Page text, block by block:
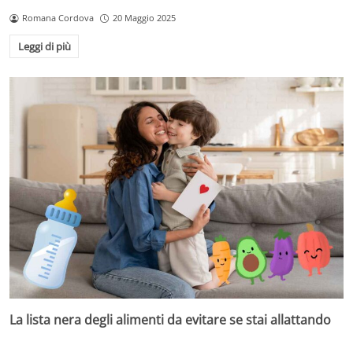
Romana Cordova 20 Maggio 2025
Leggi di più
La lista nera degli alimenti da evitare se stai allattando